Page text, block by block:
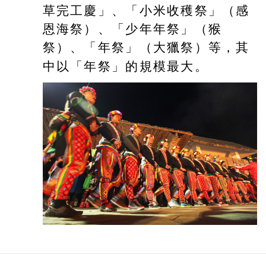
草完工慶」、「小米收穫祭」（感
恩海祭）、「少年年祭」（猴
祭）、「年祭」（大獵祭）等，其
中以「年祭」的規模最大。